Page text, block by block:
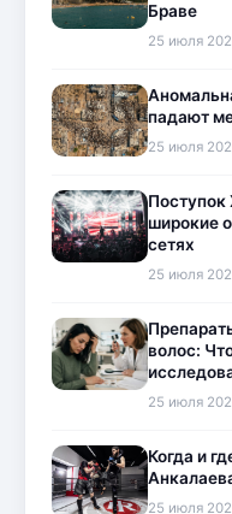
Браве
25 июля
падают
25 июля
Поступок
широкие
сетях
25 июля
волос:
25 июля
Когда и
25 июля